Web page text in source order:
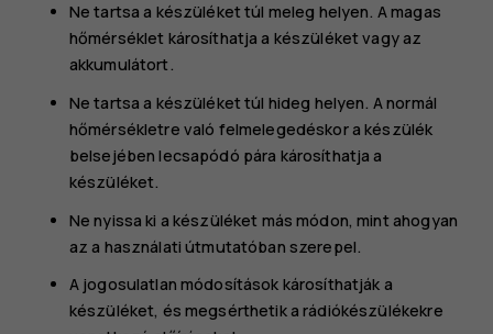
Ne tartsa a készüléket túl meleg helyen. A magas
hőmérséklet károsíthatja a készüléket vagy az
akkumulátort.
Ne tartsa a készüléket túl hideg helyen. A normál
hőmérsékletre való felmelegedéskor a készülék
belsejében lecsapódó pára károsíthatja a
készüléket.
Ne nyissa ki a készüléket más módon, mint ahogyan
az a használati útmutatóban szerepel.
A jogosulatlan módosítások károsíthatják a
készüléket, és megsérthetik a rádiókészülékekre